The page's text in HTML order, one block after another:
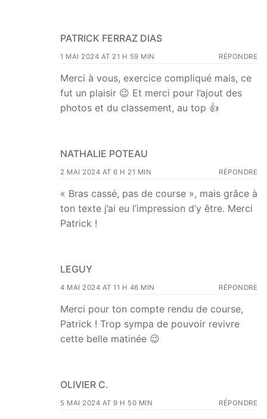
PATRICK FERRAZ DIAS
1 MAI 2024 AT 21 H 59 MIN RÉPONDRE
Merci à vous, exercice compliqué mais, ce
fut un plaisir 😉 Et merci pour l’ajout des
photos et du classement, au top 👍
NATHALIE POTEAU
2 MAI 2024 AT 6 H 21 MIN RÉPONDRE
« Bras cassé, pas de course », mais grâce à
ton texte j’ai eu l’impression d’y être. Merci
Patrick !
LEGUY
4 MAI 2024 AT 11 H 46 MIN RÉPONDRE
Merci pour ton compte rendu de course,
Patrick ! Trop sympa de pouvoir revivre
cette belle matinée 😉
OLIVIER C.
5 MAI 2024 AT 9 H 50 MIN RÉPONDRE